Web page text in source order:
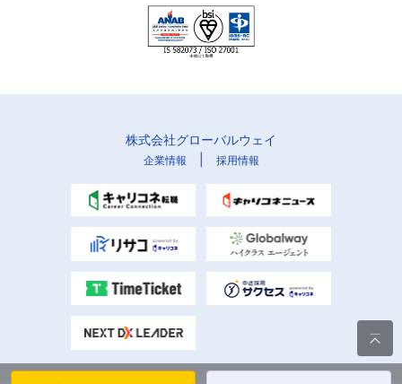
株式会社グローバルウェイ
企業情報 採用情報
